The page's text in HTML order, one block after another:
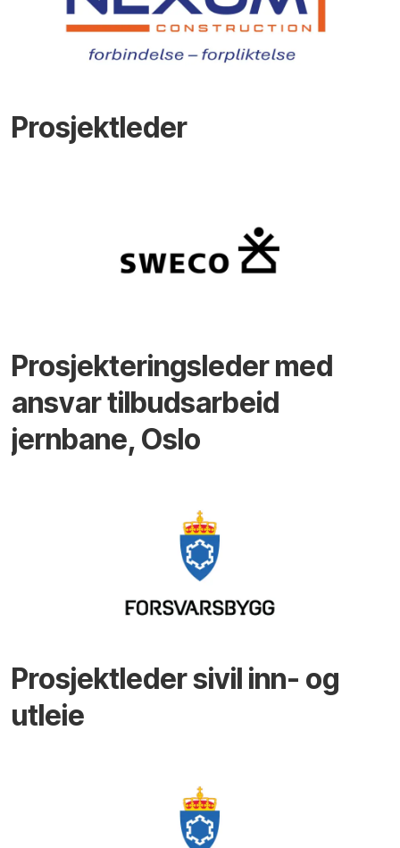
Prosjektleder
Prosjekteringsleder med
ansvar tilbudsarbeid
jernbane, Oslo
Prosjektleder sivil inn- og
utleie